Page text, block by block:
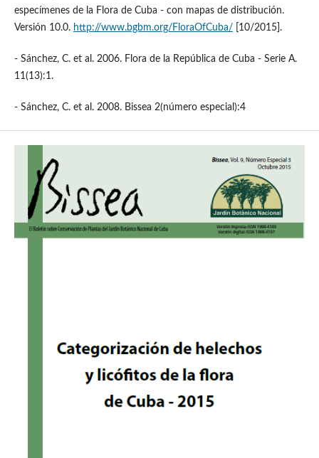
especímenes de la Flora de Cuba - con mapas de distribución.
Versión 10.0. http://www.bgbm.org/FloraOfCuba/ [10/2015].
- Sánchez, C. et al. 2006. Flora de la República de Cuba - Serie A.
11(13):1.
- Sánchez, C. et al. 2008. Bissea 2(número especial):4